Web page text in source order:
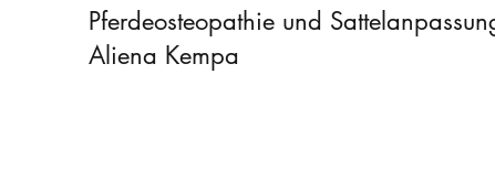
Pferdeosteopathie und
Aliena Kempa